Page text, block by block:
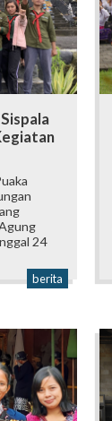
24
berita